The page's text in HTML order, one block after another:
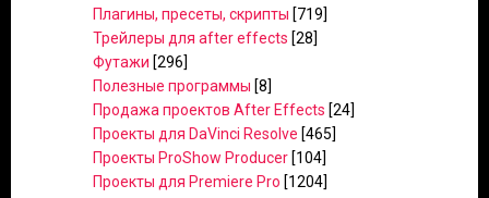
Плагины, пресеты, скрипты [719]
Трейлеры для after effects [28]
Футажи [296]
Полезные программы [8]
Продажа проектов After Effects [24]
Проекты для DaVinci Resolve [465]
Проекты ProShow Producer [104]
Проекты для Premiere Pro [1204]